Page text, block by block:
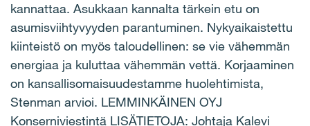
kannattaa. Asukkaan kannalta tärkein etu on
asumisviihtyvyyden parantuminen. Nykyaikaistettu
kiinteistö on myös taloudellinen: se vie vähemmän
energiaa ja kuluttaa vähemmän vettä. Korjaaminen
on kansallisomaisuudestamme huolehtimista,
Stenman arvioi. LEMMINKÄINEN OYJ
Konserniviestintä LISÄTIETOJA: Johtaja Kalevi